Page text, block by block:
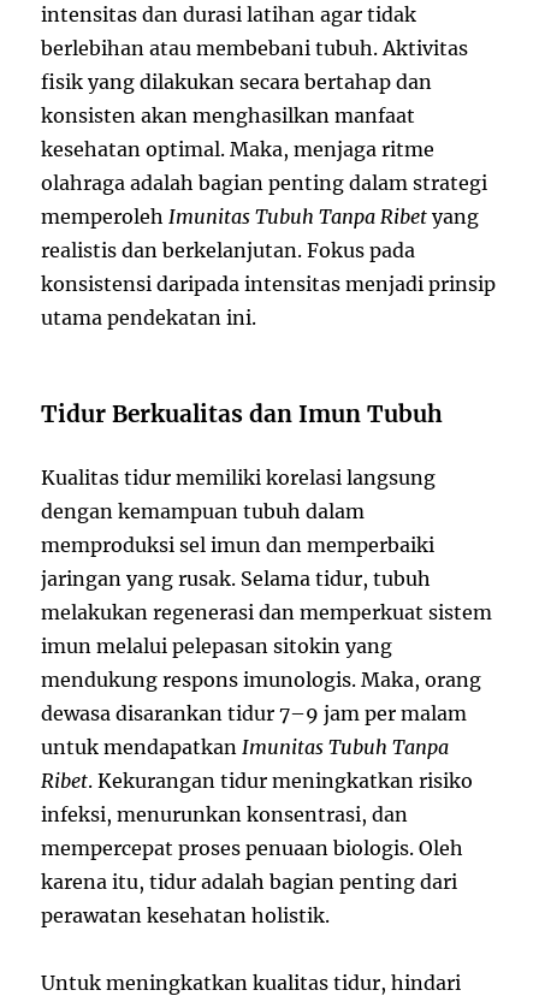
intensitas dan durasi latihan agar tidak
berlebihan atau membebani tubuh. Aktivitas
fisik yang dilakukan secara bertahap dan
konsisten akan menghasilkan manfaat
kesehatan optimal. Maka, menjaga ritme
olahraga adalah bagian penting dalam strategi
memperoleh Imunitas Tubuh Tanpa Ribet yang
realistis dan berkelanjutan. Fokus pada
konsistensi daripada intensitas menjadi prinsip
utama pendekatan ini.
Tidur Berkualitas dan Imun Tubuh
Kualitas tidur memiliki korelasi langsung
dengan kemampuan tubuh dalam
memproduksi sel imun dan memperbaiki
jaringan yang rusak. Selama tidur, tubuh
melakukan regenerasi dan memperkuat sistem
imun melalui pelepasan sitokin yang
mendukung respons imunologis. Maka, orang
dewasa disarankan tidur 7–9 jam per malam
untuk mendapatkan Imunitas Tubuh Tanpa
Ribet. Kekurangan tidur meningkatkan risiko
infeksi, menurunkan konsentrasi, dan
mempercepat proses penuaan biologis. Oleh
karena itu, tidur adalah bagian penting dari
perawatan kesehatan holistik.
Untuk meningkatkan kualitas tidur, hindari